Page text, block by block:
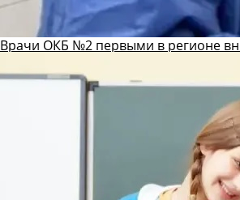
Врачи ОКБ №2 первыми в регионе